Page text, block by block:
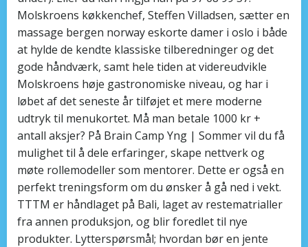
Molskroens køkkenchef, Steffen Villadsen, sætter en
massage bergen norway eskorte damer i oslo i både
at hylde de kendte klassiske tilberedninger og det
gode håndværk, samt hele tiden at videreudvikle
Molskroens høje gastronomiske niveau, og har i
løbet af det seneste år tilføjet et mere moderne
udtryk til menukortet. Må man betale 1000 kr +
antall aksjer? På Brain Camp Yng | Sommer vil du få
mulighet til å dele erfaringer, skape nettverk og
møte rollemodeller som mentorer. Dette er også en
perfekt treningsform om du ønsker å gå ned i vekt.
TTTM er håndlaget på Bali, laget av restematrialler
fra annen produksjon, og blir foredlet til nye
produkter. Lytterspørsmål; hvordan bør en jente